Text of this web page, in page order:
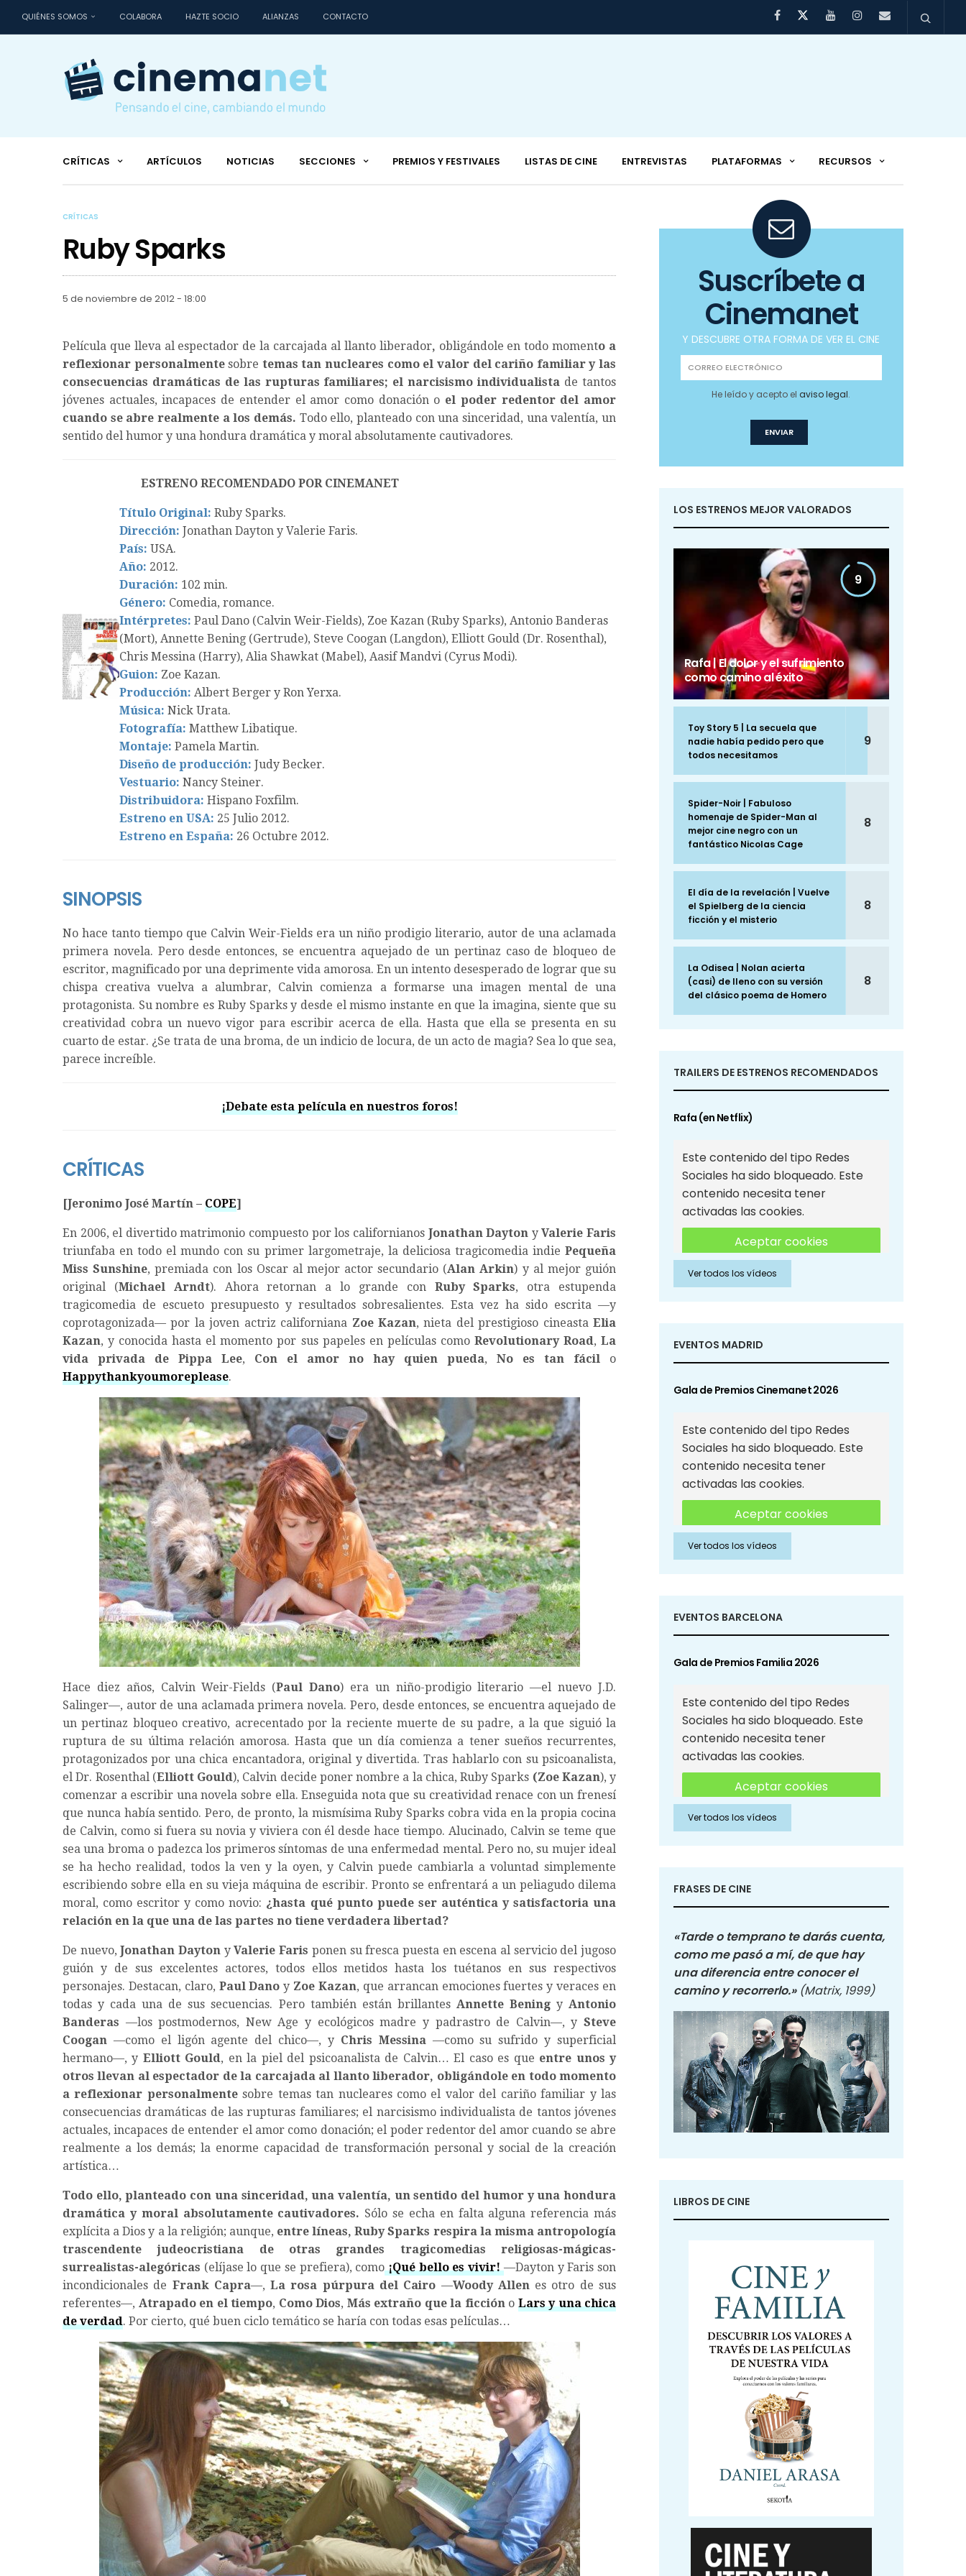
QUIÉNES SOMOS COLABORA HAZTE SOCIO ALIANZAS CONTACTO
CRÍTICAS ARTÍCULOS NOTICIAS SECCIONES PREMIOS Y FESTIVALES LISTAS DE CINE ENTREVISTAS PLATAFORMAS RECURSOS
CRÍTICAS
Ruby Sparks
5 de noviembre de 2012 - 18:00
Película que lleva al espectador de la carcajada al llanto liberador, obligándole en todo momento a
reflexionar personalmentesobre temas tan nucleares como el valor del cariño familiar y las
consecuencias dramáticas de las rupturas familiares; el narcisismo individualista de tantos
jóvenes actuales, incapaces de entender el amor como donación o el poder redentor del amor
cuando se abre realmente a los demás. Todo ello, planteado con una sinceridad, una valentía, un
sentido del humor y una hondura dramática y moral absolutamente cautivadores.
ESTRENO RECOMENDADO POR CINEMANET
Título Original: Ruby Sparks.
Dirección: Jonathan Dayton y Valerie Faris.
País: USA.
Año: 2012.
Duración: 102 min.
Género: Comedia, romance.
Intérpretes: Paul Dano (Calvin Weir-Fields), Zoe Kazan (Ruby Sparks), Antonio Banderas
(Mort), Annette Bening (Gertrude), Steve Coogan (Langdon), Elliott Gould (Dr. Rosenthal),
Chris Messina (Harry), Alia Shawkat (Mabel), Aasif Mandvi (Cyrus Modi).
Guion: Zoe Kazan.
Producción: Albert Berger y Ron Yerxa.
Música: Nick Urata.
Fotografía: Matthew Libatique.
Montaje: Pamela Martin.
Diseño de producción: Judy Becker.
Vestuario: Nancy Steiner.
Distribuidora: Hispano Foxfilm.
Estreno en USA: 25 Julio 2012.
Estreno en España: 26 Octubre 2012.
SINOPSIS
No hace tanto tiempo que Calvin Weir-Fields era un niño prodigio literario, autor de una aclamada
primera novela. Pero desde entonces, se encuentra aquejado de un pertinaz caso de bloqueo de
escritor, magnificado por una deprimente vida amorosa. En un intento desesperado de lograr que su
chispa creativa vuelva a alumbrar, Calvin comienza a formarse una imagen mental de una
protagonista. Su nombre es Ruby Sparks y desde el mismo instante en que la imagina, siente que su
creatividad cobra un nuevo vigor para escribir acerca de ella. Hasta que ella se presenta en su
cuarto de estar. ¿Se trata de una broma, de un indicio de locura, de un acto de magia? Sea lo que sea,
parece increíble.
¡Debate esta película en nuestros foros!
CRÍTICAS
[Jeronimo José Martín – COPE]
En 2006, el divertido matrimonio compuesto por los californianos Jonathan Dayton yValerie Faris
triunfaba en todo el mundo con su primer largometraje, la deliciosa tragicomedia indie Pequeña
Miss Sunshine, premiada con los Oscar al mejor actor secundario (Alan Arkin) y al mejor guión
original (Michael Arndt). Ahora retornan a lo grande con Ruby Sparks, otra estupenda
tragicomedia de escueto presupuesto y resultados sobresalientes. Esta vez ha sido escrita —y
coprotagonizada— por la joven actriz californiana Zoe Kazan, nieta del prestigioso cineastaElia
Kazan, y conocida hasta el momento por sus papeles en películas como Revolutionary Road,La
vida privada de Pippa Lee, Con el amor no hay quien pueda, No es tan fácil o
Happythankyoumoreplease.
Hace diez años, Calvin Weir-Fields (Paul Dano) era un niño-prodigio literario —el nuevo J.D.
Salinger—, autor de una aclamada primera novela. Pero, desde entonces, se encuentra aquejado de
un pertinaz bloqueo creativo, acrecentado por la reciente muerte de su padre, a la que siguió la
ruptura de su última relación amorosa. Hasta que un día comienza a tener sueños recurrentes,
protagonizados por una chica encantadora, original y divertida. Tras hablarlo con su psicoanalista,
el Dr. Rosenthal (Elliott Gould), Calvin decide poner nombre a la chica, Ruby Sparks (Zoe Kazan), y
comenzar a escribir una novela sobre ella. Enseguida nota que su creatividad renace con un frenesí
que nunca había sentido. Pero, de pronto, la mismísima Ruby Sparks cobra vida en la propia cocina
de Calvin, como si fuera su novia y viviera con él desde hace tiempo. Alucinado, Calvin se teme que
sea una broma o padezca los primeros síntomas de una enfermedad mental. Pero no, su mujer ideal
se ha hecho realidad, todos la ven y la oyen, y Calvin puede cambiarla a voluntad simplemente
escribiendo sobre ella en su vieja máquina de escribir. Pronto se enfrentará a un peliagudo dilema
moral, como escritor y como novio: ¿hasta qué punto puede ser auténtica y satisfactoria una
relación en la que una de las partes no tiene verdadera libertad?
De nuevo,Jonathan Dayton yValerie Faris ponen su fresca puesta en escena al servicio del jugoso
guión y de sus excelentes actores, todos ellos metidos hasta los tuétanos en sus respectivos
personajes. Destacan, claro, Paul Dano y Zoe Kazan, que arrancan emociones fuertes y veraces en
todas y cada una de sus secuencias. Pero también están brillantes Annette BeningyAntonio
Banderas —los postmodernos, New Age y ecológicos madre y padrastro de Calvin—, y Steve
Coogan —como el ligón agente del chico—, y Chris Messina—como su sufrido y superficial
hermano—, y Elliott Gould, en la piel del psicoanalista de Calvin… El caso es que entre unos y
otros llevan al espectador de la carcajada al llanto liberador, obligándole en todo momento
a reflexionar personalmentesobre temas tan nucleares como el valor del cariño familiar y las
consecuencias dramáticas de las rupturas familiares; el narcisismo individualista de tantos jóvenes
actuales, incapaces de entender el amor como donación; el poder redentor del amor cuando se abre
realmente a los demás; la enorme capacidad de transformación personal y social de la creación
artística…
Todo ello, planteado con una sinceridad, una valentía, un sentido del humor y una hondura
dramática y moral absolutamente cautivadores. Sólo se echa en falta alguna referencia más
explícita a Dios y a la religión; aunque, entre líneas, Ruby Sparks respira la misma antropología
trascendente judeocristiana de otras grandes tragicomedias religiosas-mágicas-
surrealistas-alegóricas (elíjase lo que se prefiera), como¡Qué bello es vivir! —Dayton y Faris son
incondicionales de Frank Capra—,La rosa púrpura del Cairo —Woody Allenes otro de sus
referentes—, Atrapado en el tiempo, Como Dios, Más extraño que la ficcióno Lars y una chica
de verdad. Por cierto, qué buen ciclo temático se haría con todas esas películas…
Suscríbete a
Cinemanet
Y DESCUBRE OTRA FORMA DE VER EL CINE
He leído y acepto elaviso legal.
LOS ESTRENOS MEJOR VALORADOS
9
Rafa | El dolor y el sufrimiento
como camino al éxito
Toy Story 5 | La secuela que
nadie había pedido pero que
todos necesitamos
9
Spider-Noir | Fabuloso
homenaje de Spider-Man al
mejor cine negro con un
fantástico Nicolas Cage
8
El día de la revelación | Vuelve
el Spielberg de la ciencia
ficción y el misterio
8
La Odisea | Nolan acierta
(casi) de lleno con su versión
del clásico poema de Homero
8
TRAILERS DE ESTRENOS RECOMENDADOS
Rafa (en Netflix)
Este contenido del tipo Redes
Sociales ha sido bloqueado. Este
contenido necesita tener
activadas las cookies.
Aceptar cookies
Aceptar cookies de Redes
Sociales
Ver todos los vídeos
EVENTOS MADRID
Gala de Premios Cinemanet 2026
Este contenido del tipo Redes
Sociales ha sido bloqueado. Este
contenido necesita tener
activadas las cookies.
Aceptar cookies
Aceptar cookies de Redes
Sociales
Ver todos los vídeos
EVENTOS BARCELONA
Gala de Premios Familia 2026
Este contenido del tipo Redes
Sociales ha sido bloqueado. Este
contenido necesita tener
activadas las cookies.
Aceptar cookies
Aceptar cookies de Redes
Sociales
Ver todos los vídeos
FRASES DE CINE
«Tarde o temprano te darás cuenta,
como me pasó a mí, de que hay
una diferencia entre conocer el
camino y recorrerlo.» (Matrix, 1999)
LIBROS DE CINE